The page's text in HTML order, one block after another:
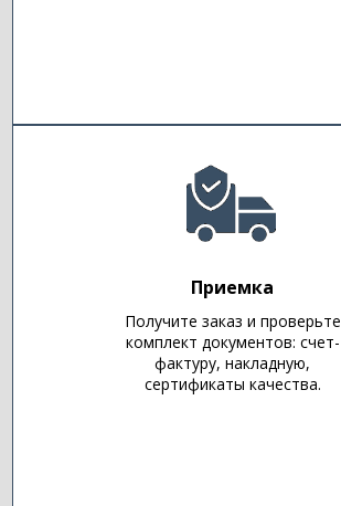
Приемка
Получите заказ и проверьте
комплект документов: счет-
фактуру, накладную,
сертификаты качества.